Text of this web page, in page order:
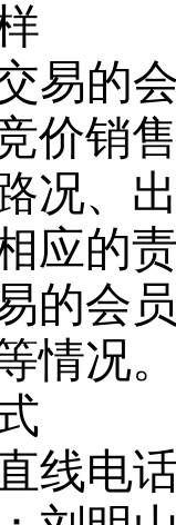
易的
价销
况、
应的
的会
情况
线电